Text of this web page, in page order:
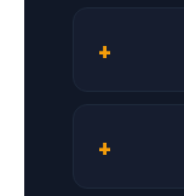
تشتري أي